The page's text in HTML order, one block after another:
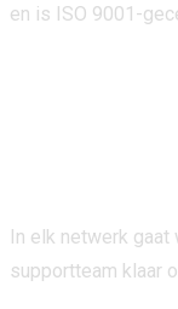
en is ISO 9001-
In elk netwerk
supportteam klaar